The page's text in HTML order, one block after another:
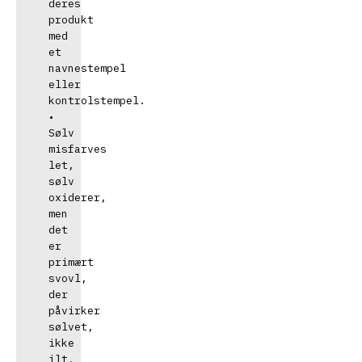
deres
produkt
med
et
navnestempel
eller
kontrolstempel.
•
Sølv
misfarves
let,
sølv
oxiderer,
men
det
er
primært
svovl,
der
påvirker
sølvet,
ikke